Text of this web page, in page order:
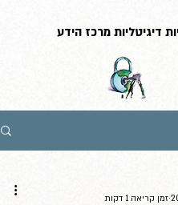
דיגיטליות מרכז הידע
זמן קריאה 1 דקות